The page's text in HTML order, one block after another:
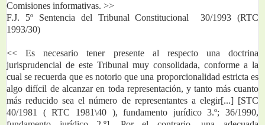
Comisiones informativas. >>
F.J. 5º Sentencia del Tribunal Constitucional  30/1993 (RTC
1993/30)
<< Es necesario tener presente al respecto una doctrina
jurisprudencial de este Tribunal muy consolidada, conforme a la
cual se recuerda que es notorio que una proporcionalidad estricta es
algo difícil de alcanzar en toda representación, y tanto más cuanto
más reducido sea el número de representantes a elegir[...] [STC
40/1981 ( RTC 1981\40 ), fundamento jurídico 3.º; 36/1990,